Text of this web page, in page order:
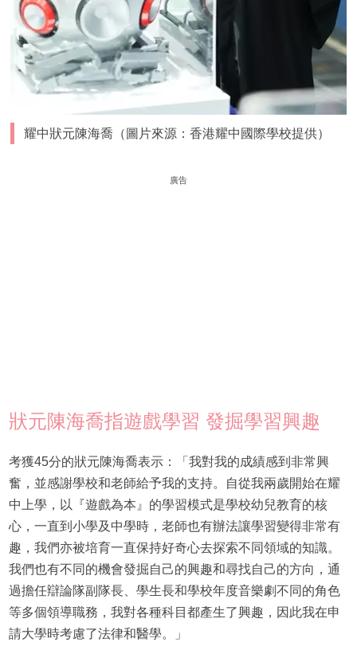
耀中狀元陳海喬（圖片來源：香港耀中國際學校提供）
廣告
狀元陳海喬指遊戲學習 發掘學習興趣
考獲45分的狀元陳海喬表示：「我對我的成績感到非常興
奮，並感謝學校和老師給予我的支持。自從我兩歲開始在耀
中上學，以『遊戲為本』的學習模式是學校幼兒教育的核
心，一直到小學及中學時，老師也有辦法讓學習變得非常有
趣，我們亦被培育一直保持好奇心去探索不同領域的知識。
我們也有不同的機會發掘自己的興趣和尋找自己的方向，通
過擔任辯論隊副隊長、學生長和學校年度音樂劇不同的角色
等多個領導職務，我對各種科目都產生了興趣，因此我在申
請大學時考慮了法律和醫學。」